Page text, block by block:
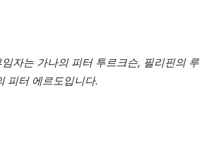
자는 가나의 피터 투르크슨, 필리핀의 루
피터 에르도입니다.